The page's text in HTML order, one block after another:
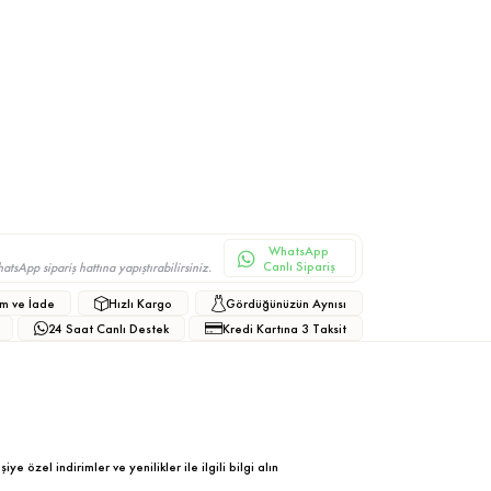
sipariş hattına yapıştırabilirsiniz.
WhatsApp
Canlı Sipariş
ve İade Hızlı Kargo
Gördüğünüzün Aynısı
24 Saat Canlı Destek
Kredi Kartına 3 Taksit
özel indirimler ve yenilikler ile ilgili bilgi alın